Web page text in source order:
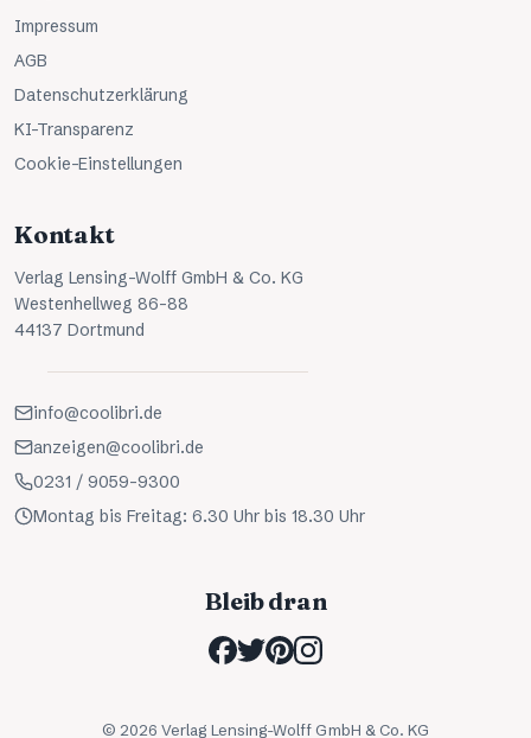
Impressum
AGB
Datenschutzerklärung
KI-Transparenz
Cookie-Einstellungen
Kontakt
Verlag Lensing-Wolff GmbH & Co. KG
Westenhellweg 86-88
44137 Dortmund
info@coolibri.de
anzeigen@coolibri.de
0231 / 9059-9300
Montag bis Freitag: 6.30 Uhr bis 18.30 Uhr
Bleib dran
© 2026 Verlag Lensing-Wolff GmbH & Co. KG